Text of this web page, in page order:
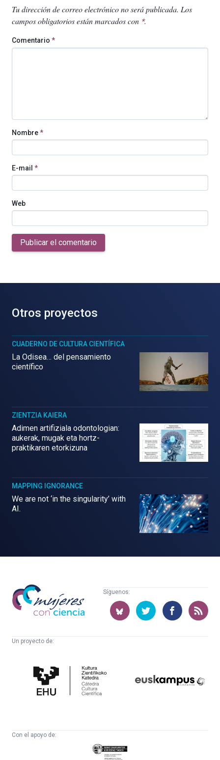
Tu dirección de correo electrónico no será publicada. Los
campos obligatorios están marcados con *.
Comentario *
Nombre*
E-mail *
Web
Publicar el comentario
Otros proyectos
CUADERNO DE CULTURA CIENTÍFICA
La Odisea… del pensamiento
científico
ZIENTZIA KAIERA
Adimen artifiziala odontologian:
aukerak, mugak eta hortz-
praktikaren etorkizuna
MAPPING IGNORANCE
We are not ‘in the singularity’ with
AI.
Mujeres
con
ciencia
Síguenos:
Un proyecto de:
Cultura
Científica
Con el apoyo de:
Eusko